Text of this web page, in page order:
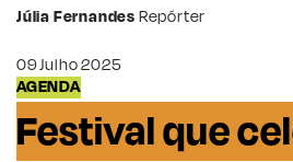
Júlia FernandesRepórter
09 Julho 2025
AGENDA
Festival que